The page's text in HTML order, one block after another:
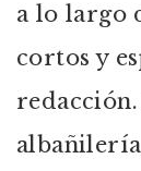
a lo largo
cortos y
redacción.